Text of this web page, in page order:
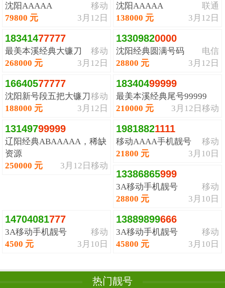
沈阳AAAAA
移动
3月12日
79800 元
沈阳AAAAA
联通
3月12日
138000 元
18341477777
最美本溪经典大镰刀
移动
3月12日
268000 元
13309820000
沈阳经典圆满号码
电信
3月12日
28800 元
16640577777
沈阳新号段五把大镰刀移动
3月12日
188000 元
18340499999
最美本溪经典尾号99999
移动
3月12日
210000 元
13149799999
辽阳经典ABAAAAA，稀缺
资源
移动
3月12日
250000 元
19818821111
移动AAAA手机靓号
移动
3月10日
21800 元
13386865999
3A移动手机靓号
移动
3月10日
28800 元
14704081777
3A移动手机靓号
移动
3月10日
4500 元
13889899666
3A移动手机靓号
移动
3月10日
45800 元
热门靓号